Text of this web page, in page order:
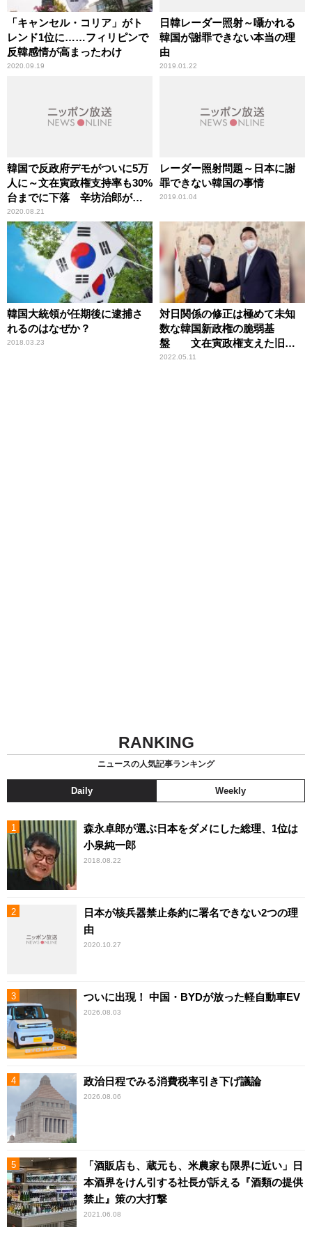
「キャンセル・コリア」がト
レンド1位に……フィリピンで
反韓感情が高まったわけ
2020.09.19
日韓レーダー照射～囁かれる
韓国が謝罪できない本当の理
由
2019.01.22
韓国で反政府デモがついに5万
人に～文在寅政権支持率も30%
台までに下落 辛坊治郎が言
及
2020.08.21
レーダー照射問題～日本に謝
罪できない韓国の事情
2019.01.04
韓国大統領が任期後に逮捕さ
れるのはなぜか？
2018.03.23
対日関係の修正は極めて未知
数な韓国新政権の脆弱基
盤 文在寅政権支えた旧与
党が6割の議席占める状態
2022.05.11
RANKING
ニュースの人気記事ランキング
Daily Weekly
森永卓郎が選ぶ日本をダメにした総理、1位は
小泉純一郎
2018.08.22
日本が核兵器禁止条約に署名できない2つの理
由
2020.10.27
ついに出現！ 中国・BYDが放った軽自動車EV
2026.08.03
政治日程でみる消費税率引き下げ議論
2026.08.06
「酒販店も、蔵元も、米農家も限界に近い」日
本酒界をけん引する社長が訴える『酒類の提供
禁止』策の大打撃
2021.06.08